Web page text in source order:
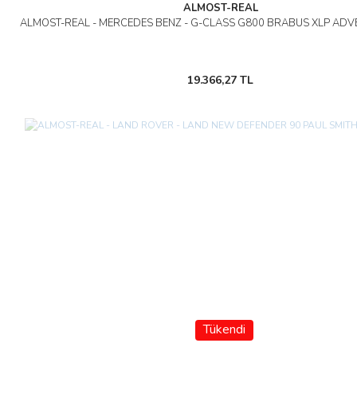
ALMOST-REAL
ALMOST-REAL - MERCEDES BENZ - G-CLASS G800 BRABUS XLP
19.366,27 TL
Tükendi